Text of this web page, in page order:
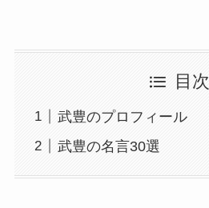
目次
武豊のプロフィール
武豊の名言30選